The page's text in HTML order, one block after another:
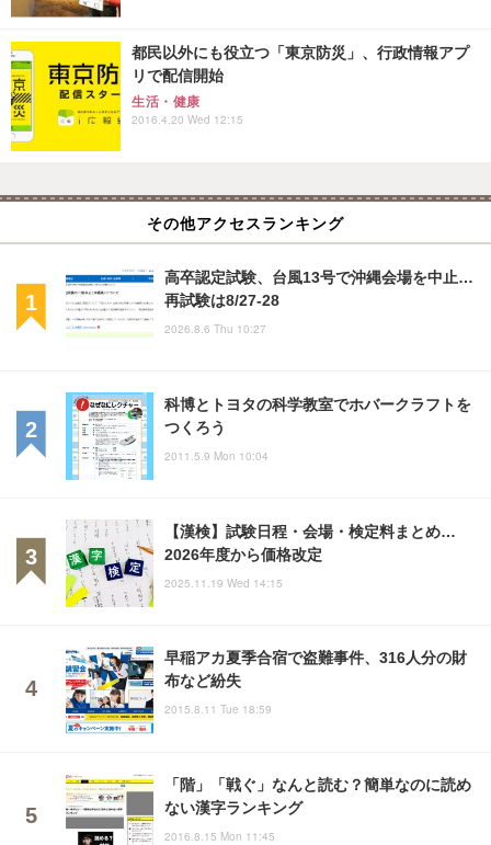
都民以外にも役立つ「東京防災」、行政情報アプ
リで配信開始
生活・健康
2016.4.20 Wed 12:15
その他アクセスランキング
高卒認定試験、台風13号で沖縄会場を中止…
再試験は8/27-28
2026.8.6 Thu 10:27
科博とトヨタの科学教室でホバークラフトを
つくろう
2011.5.9 Mon 10:04
【漢検】試験日程・会場・検定料まとめ…
2026年度から価格改定
2025.11.19 Wed 14:15
早稲アカ夏季合宿で盗難事件、316人分の財
布など紛失
2015.8.11 Tue 18:59
「階」「戦ぐ」なんと読む？簡単なのに読め
ない漢字ランキング
2016.8.15 Mon 11:45